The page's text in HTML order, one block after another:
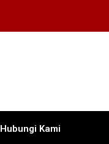
Hubungi Kami